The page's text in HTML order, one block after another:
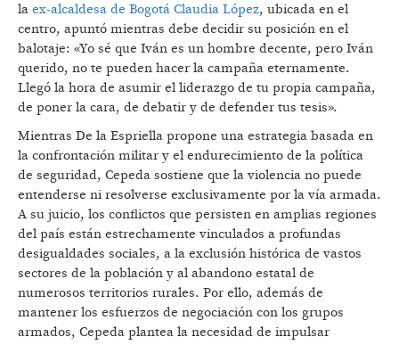
la ex-alcaldesa de Bogotá Claudia López, ubicada en el
centro, apuntó mientras debe decidir su posición en el
balotaje: «Yo sé que Iván es un hombre decente, pero Iván
querido, no te pueden hacer la campaña eternamente.
Llegó la hora de asumir el liderazgo de tu propia campaña,
de poner la cara, de debatir y de defender tus tesis».
Mientras De la Espriella propone una estrategia basada en
la confrontación militar y el endurecimiento de la política
de seguridad, Cepeda sostiene que la violencia no puede
entenderse ni resolverse exclusivamente por la vía armada.
A su juicio, los conflictos que persisten en amplias regiones
del país están estrechamente vinculados a profundas
desigualdades sociales, a la exclusión histórica de vastos
sectores de la población y al abandono estatal de
numerosos territorios rurales. Por ello, además de
mantener los esfuerzos de negociación con los grupos
armados, Cepeda plantea la necesidad de impulsar